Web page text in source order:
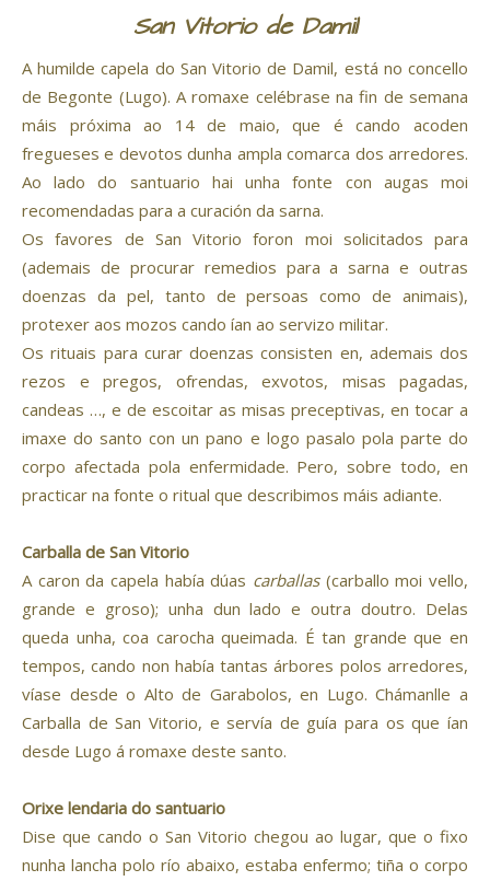
San Vitorio de Damil
A humilde capela do San Vitorio de Damil, está no concello
de Begonte (Lugo). A romaxe celébrase na fin de semana
máis próxima ao 14 de maio, que é cando acoden
fregueses e devotos dunha ampla comarca dos arredores.
Ao lado do santuario hai unha fonte con augas moi
recomendadas para a curación da sarna.
Os favores de San Vitorio foron moi solicitados para
(ademais de procurar remedios para a sarna e outras
doenzas da pel, tanto de persoas como de animais),
protexer aos mozos cando ían ao servizo militar.
Os rituais para curar doenzas consisten en, ademais dos
rezos e pregos, ofrendas, exvotos, misas pagadas,
candeas …, e de escoitar as misas preceptivas, en tocar a
imaxe do santo con un pano e logo pasalo pola parte do
corpo afectada pola enfermidade. Pero, sobre todo, en
practicar na fonte o ritual que describimos máis adiante.
Carballa de San Vitorio
A caron da capela había dúas carballas(carballo moi vello,
grande e groso); unha dun lado e outra doutro. Delas
queda unha, coa carocha queimada. É tan grande que en
tempos, cando non había tantas árbores polos arredores,
víase desde o Alto de Garabolos, en Lugo. Chámanlle a
Carballa de San Vitorio, e servía de guía para os que ían
desde Lugo á romaxe deste santo.
Orixe lendaria do santuario
Dise que cando o San Vitorio chegou ao lugar, que o fixo
nunha lancha polo río abaixo, estaba enfermo; tiña o corpo